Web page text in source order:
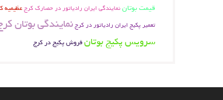
قیمت بوتاننمایندگی ایران رادیاتور در حصارک کرجعظیمیه
تعمیر پکیج ایران رادیاتور در کرجنمایندگی بوتان
سرویس پکیج بوتانفروش پکیج در کرج